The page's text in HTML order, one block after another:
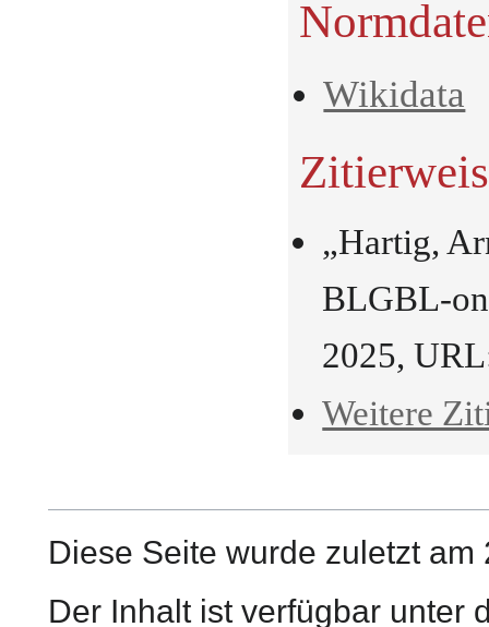
Wikidata
„Hartig,
BLGBL-
2025,
Weitere
Diese Seite wurde zuletzt
Der Inhalt ist verfügbar unter